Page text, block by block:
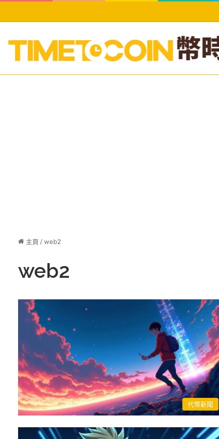
主頁 /web2
web2
代幣新聞